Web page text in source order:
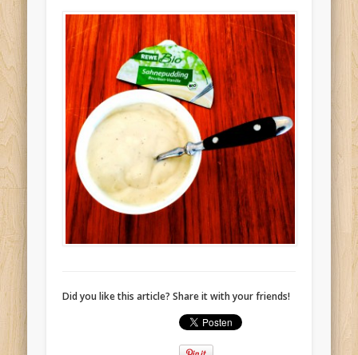
Did you like this article? Share it with your friends!